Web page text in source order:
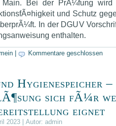
Main. Bei der PrÃ¼fung
und Schutz
In der DGUV
enthalten.
Kommentare geschlossen
Hygienespeicher
sich fÃ¼r
eignet
2023 | Autor: admin